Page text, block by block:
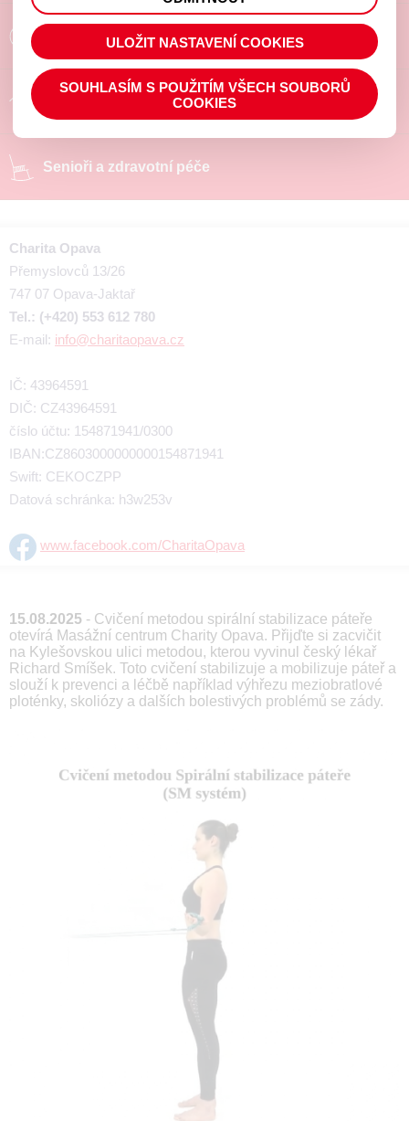
Poradíme a pomůžeme
Chráněné pracoviště
Senioři a zdravotní péče
Charita Opava
Přemyslovců 13/26
747 07 Opava-Jaktař
Tel.: (+420) 553 612 780
E-mail: info@charitaopava.cz
IČ: 43964591
DIČ: CZ43964591
číslo účtu: 154871941/0300
IBAN:CZ8603000000000154871941
Swift: CEKOCZPP
Datová schránka: h3w253v
www.facebook.com/CharitaOpava
15.08.2025 - Cvičení metodou spirální stabilizace páteře
otevírá Masážní centrum Charity Opava. Přijďte si zacvičit
na Kylešovskou ulici metodou, kterou vyvinul český lékař
Richard Smíšek. Toto cvičení stabilizuje a mobilizuje páteř a
slouží k prevenci a léčbě například výhřezu meziobratlové
ploténky, skoliózy a dalších bolestivých problémů se zády.
prohlížené zboží apod.
ULOŽIT NASTAVENÍ COOKIES
SOUHLASÍM S POUŽITÍM VŠECH SOUBORŮ
COOKIES